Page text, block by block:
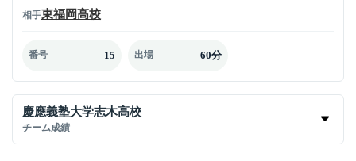
相手東福岡高校
番号 15 出場 60分
慶應義塾大学志木高校
チーム成績